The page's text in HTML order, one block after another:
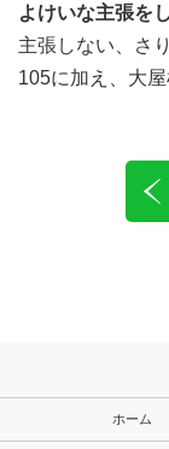
よけいな主張を
主張しない、さ
105に加え、大
ホーム